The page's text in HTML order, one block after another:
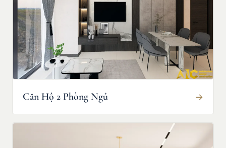
Căn Hộ 2 Phòng Ngủ →